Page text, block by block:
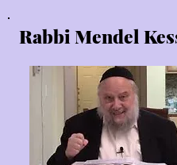
Rabbi Mendel